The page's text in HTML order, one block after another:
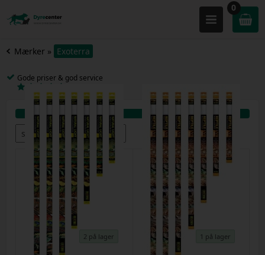
0
Mærker » Exoterra
Gode priser & god service
2 på lager 1 på lager